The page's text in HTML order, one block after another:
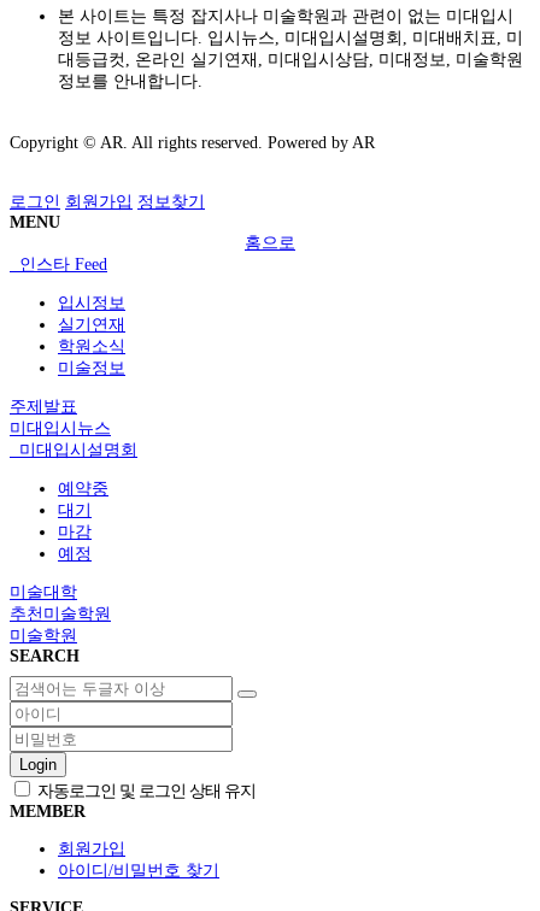
본 사이트는 특정 잡지사나 미술학원과 관련이 없는 미대입시
정보 사이트입니다. 입시뉴스, 미대입시설명회, 미대배치표, 미
대등급컷, 온라인 실기연재, 미대입시상담, 미대정보, 미술학원
정보를 안내합니다.
Copyright © AR. All rights reserved. Powered by AR
로그인 회원가입 정보찾기
MENU
홈으로
인스타 Feed
입시정보
실기연재
학원소식
미술정보
주제발표
미대입시뉴스
미대입시설명회
예약중
대기
마감
예정
미술대학
추천미술학원
미술학원
SEARCH
Login
자동로그인 및 로그인 상태 유지
MEMBER
회원가입
아이디/비밀번호 찾기